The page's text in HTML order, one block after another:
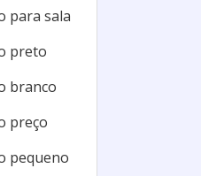
para sala
preto
branco
preço
pequeno